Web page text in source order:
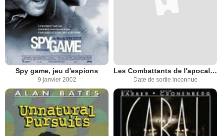
Spy game, jeu d'espions
9 janvier 2002
Les Combattants de l'apocalypse
Date de sortie inconnue